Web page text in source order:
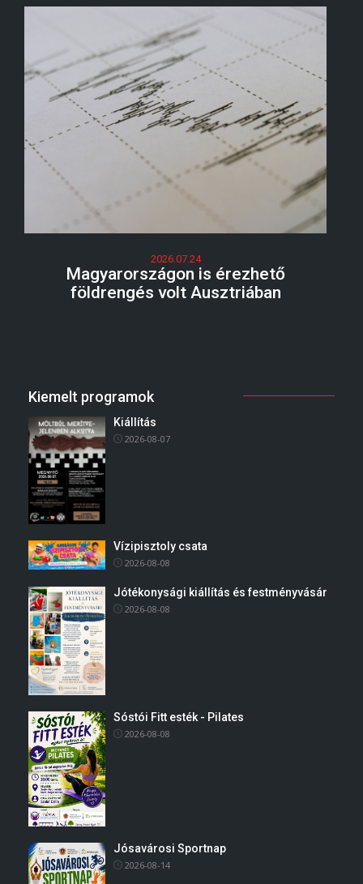
2026.07.24
Magyarországon is érezhető
földrengés volt Ausztriában
Kiemelt programok
Kiállítás
2026-08-07
Vízipisztoly csata
2026-08-08
Jótékonysági kiállítás és festményvásár
2026-08-08
Sóstói Fitt esték - Pilates
2026-08-08
Jósavárosi Sportnap
2026-08-14